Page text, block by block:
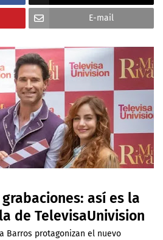
E-mail
así es la
de TelevisaUnivision
Barros protagonizan el nuevo